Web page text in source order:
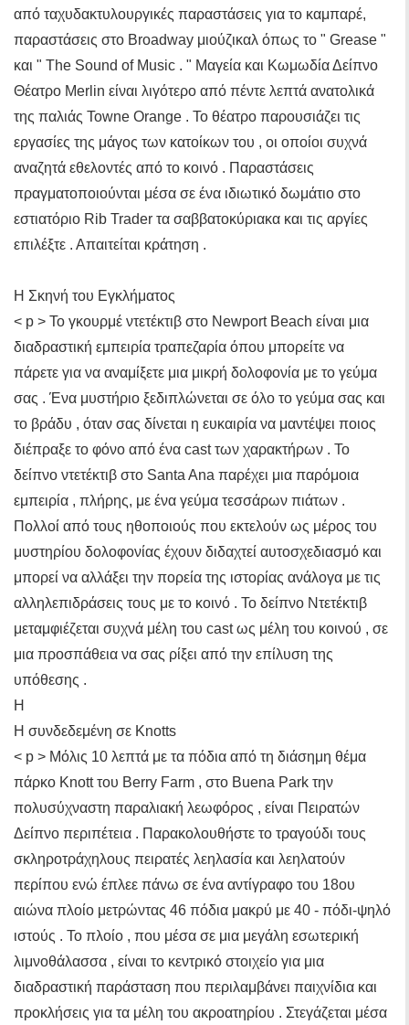
από ταχυδακτυλουργικές παραστάσεις για το καμπαρέ,
παραστάσεις στο Broadway μιούζικαλ όπως το " Grease "
και " The Sound of Music . " Μαγεία και Κωμωδία Δείπνο
Θέατρο Merlin είναι λιγότερο από πέντε λεπτά ανατολικά
της παλιάς Towne Orange . Το θέατρο παρουσιάζει τις
εργασίες της μάγος των κατοίκων του , οι οποίοι συχνά
αναζητά εθελοντές από το κοινό . Παραστάσεις
πραγματοποιούνται μέσα σε ένα ιδιωτικό δωμάτιο στο
εστιατόριο Rib Trader τα σαββατοκύριακα και τις αργίες
επιλέξτε . Απαιτείται κράτηση .
Η Σκηνή του Εγκλήματος
< p > Το γκουρμέ ντετέκτιβ στο Newport Beach είναι μια
διαδραστική εμπειρία τραπεζαρία όπου μπορείτε να
πάρετε για να αναμίξετε μια μικρή δολοφονία με το γεύμα
σας . Ένα μυστήριο ξεδιπλώνεται σε όλο το γεύμα σας και
το βράδυ , όταν σας δίνεται η ευκαιρία να μαντέψει ποιος
διέπραξε το φόνο από ένα cast των χαρακτήρων . Το
δείπνο ντετέκτιβ στο Santa Ana παρέχει μια παρόμοια
εμπειρία , πλήρης, με ένα γεύμα τεσσάρων πιάτων .
Πολλοί από τους ηθοποιούς που εκτελούν ως μέρος του
μυστηρίου δολοφονίας έχουν διδαχτεί αυτοσχεδιασμό και
μπορεί να αλλάξει την πορεία της ιστορίας ανάλογα με τις
αλληλεπιδράσεις τους με το κοινό . Το δείπνο Ντετέκτιβ
μεταμφιέζεται συχνά μέλη του cast ως μέλη του κοινού , σε
μια προσπάθεια να σας ρίξει από την επίλυση της
υπόθεσης .
Η
Η συνδεδεμένη σε Knotts
< p > Μόλις 10 λεπτά με τα πόδια από τη διάσημη θέμα
πάρκο Knott του Berry Farm , στο Buena Park την
πολυσύχναστη παραλιακή λεωφόρος , είναι Πειρατών
Δείπνο περιπέτεια . Παρακολουθήστε το τραγούδι τους
σκληροτράχηλους πειρατές λεηλασία και λεηλατούν
περίπου ενώ έπλεε πάνω σε ένα αντίγραφο του 18ου
αιώνα πλοίο μετρώντας 46 πόδια μακρύ με 40 - πόδι-ψηλό
ιστούς . Το πλοίο , που μέσα σε μια μεγάλη εσωτερική
λιμνοθάλασσα , είναι το κεντρικό στοιχείο για μια
διαδραστική παράσταση που περιλαμβάνει παιχνίδια και
προκλήσεις για τα μέλη του ακροατηρίου . Στεγάζεται μέσα